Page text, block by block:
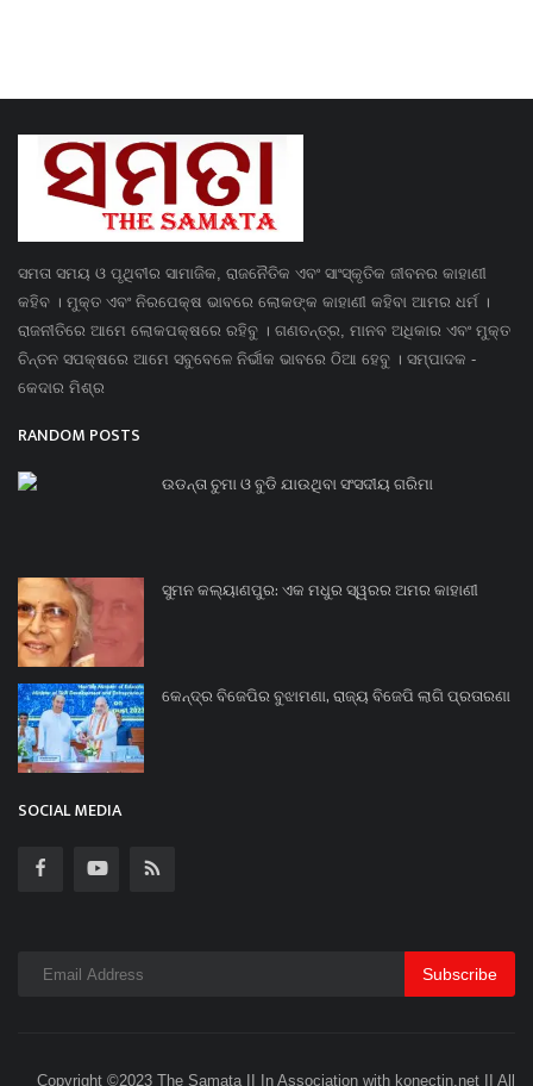
ସମତା ସମୟ ଓ ପୃଥିବୀର ସାମାଜିକ, ରାଜନୈତିକ ଏବଂ ସାଂସ୍କୃତିକ ଜୀବନର କାହାଣୀ
କହିବ । ମୁକ୍ତ ଏବଂ ନିରପେକ୍ଷ ଭାବରେ ଲୋକଙ୍କ କାହାଣୀ କହିବା ଆମର ଧର୍ମ ।
ରାଜନୀତିରେ ଆମେ ଲୋକପକ୍ଷରେ ରହିବୁ । ଗଣତନ୍ତ୍ର, ମାନବ ଅଧିକାର ଏବଂ ମୁକ୍ତ
ଚିନ୍ତନ ସପକ୍ଷରେ ଆମେ ସବୁବେଳେ ନିର୍ଭୀକ ଭାବରେ ଠିଆ ହେବୁ । ସମ୍ପାଦକ -
କେଦାର ମିଶ୍ର
RANDOM POSTS
ଉଡନ୍ତା ଚୁମା ଓ ବୁଡି ଯାଉଥିବା ସଂସଦୀୟ ଗରିମା
ସୁମନ କଲ୍ୟାଣପୁର: ଏକ ମଧୁର ସ୍ୱରର ଅମର କାହାଣୀ
କେନ୍ଦ୍ର ବିଜେପିର ବୁଝାମଣା, ରାଜ୍ୟ ବିଜେପି ଲାଗି ପ୍ରତାରଣା
SOCIAL MEDIA
Subscribe
Copyright ©2023 The Samata II In Association with konectin.net II All